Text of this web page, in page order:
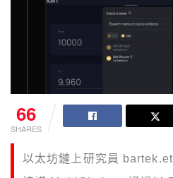
66
SHARES
以太坊鏈上研究員